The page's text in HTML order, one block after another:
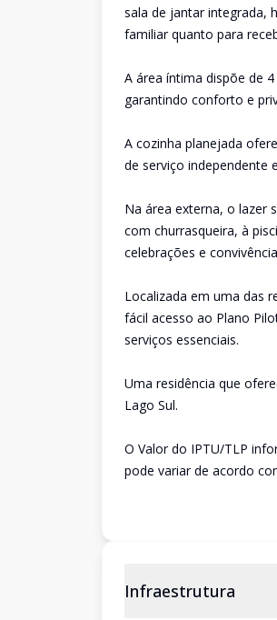
sala de jantar integrada,
familiar quanto para
A área íntima dispõe de
garantindo conforto e
A cozinha planejada
de serviço independente
Na área externa, o lazer
com churrasqueira, à
celebrações e
Localizada em uma das
fácil acesso ao Plano
serviços essenciais.
Uma residência que
Lago Sul.
O Valor do IPTU/TLP
pode variar de acordo
Infraestrutura